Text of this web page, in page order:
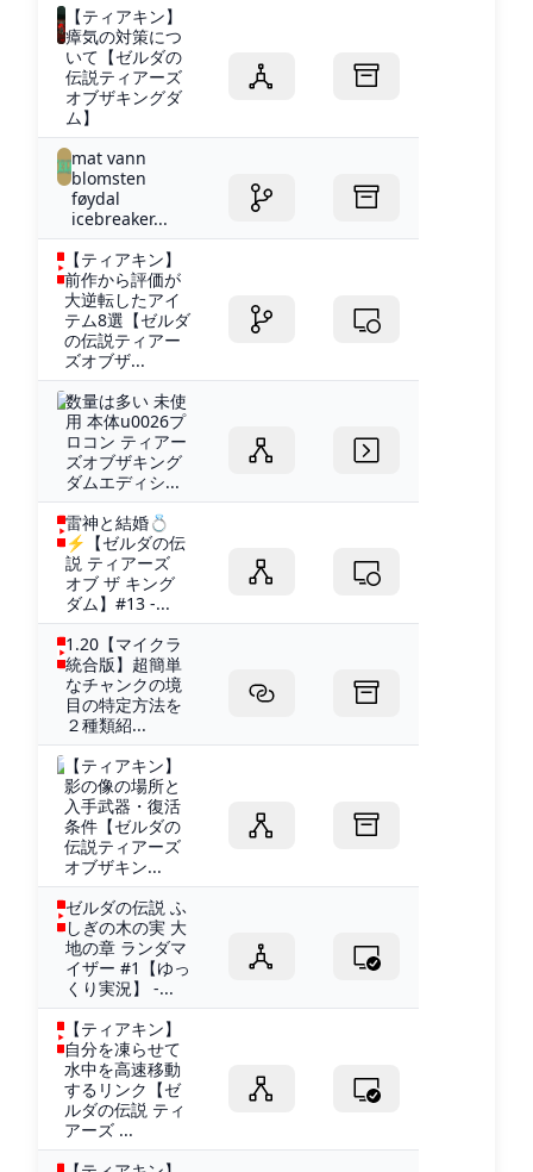
【ティアキン】
瘴気の対策につ
いて【ゼルダの
伝説ティアーズ
オブザキングダ
ム】
mat vann
blomsten
føydal
icebreaker...
【ティアキン】
前作から評価が
大逆転したアイ
テム8選【ゼルダ
の伝説ティアー
ズオブザ...
数量は多い 未使
用 本体u0026プ
ロコン ティアー
ズオブザキング
ダムエディシ...
雷神と結婚💍
⚡【ゼルダの伝
説 ティアーズ
オブ ザ キング
ダム】#13 -...
1.20【マイクラ
統合版】超簡単
なチャンクの境
目の特定方法を
２種類紹...
【ティアキン】
影の像の場所と
入手武器・復活
条件【ゼルダの
伝説ティアーズ
オブザキン...
ゼルダの伝説 ふ
しぎの木の実 大
地の章 ランダマ
イザー #1【ゆっ
くり実況】 -...
【ティアキン】
自分を凍らせて
水中を高速移動
するリンク【ゼ
ルダの伝説 ティ
アーズ ...